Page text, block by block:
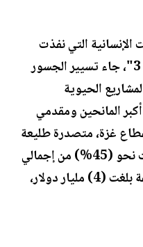
التي نفذت
ضمن إطار عملية "الفارس الشهم 3"، جاء تسيير الجسور
الحيوية
المانحين ومقدمي
غزة، متصدرة طليعة
الدول الداعمة للقطاع بنسبة بلغت نحو (45%) من إجمالي
المساعدات الواصلة للقطاع بتكلفة بلغت (4) مليار دولار،